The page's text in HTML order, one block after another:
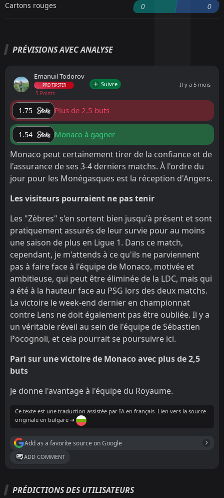
Cartons rouges 0 0
PRÉVISIONS AVEC ANALYSE
Emanuil Todorov
PRO TIPSTER
-5 Points
Suivre Il y a 5 mois
1.75 Plus de 2.5 buts
1.54 Monaco à gagner
Monaco peut certainement tirer de la confiance et de
l'assurance de ses 3-4 derniers matchs. À l'ordre du
jour pour les Monégasques est la réception d'Angers.
Les visiteurs pourraient ne pas tenir
Les "Zèbres" s'en sortent bien jusqu'à présent et sont
pratiquement assurés de leur survie pour au moins
une saison de plus en Ligue 1. Dans ce match,
cependant, je m'attends à ce qu'ils ne parviennent
pas à faire face à l'équipe de Monaco, motivée et
ambitieuse, qui peut être éliminée de la LDC, mais qui
a été à la hauteur face au PSG lors des deux matchs.
La victoire le week-end dernier en championnat
contre Lens ne doit également pas être oubliée. Il y a
un véritable réveil au sein de l'équipe de Sébastien
Pocognoli, et cela pourrait se poursuivre ici.
Pari sur une victoire de Monaco avec plus de 2,5
buts
Je donne l'avantage à l'équipe du Royaume.
Ce texte est une traduction assistée par IA en français. Lien vers la source
originale en bulgare ➔
Add as a favorite source on Google
ADD COMMENT
PRÉDICTIONS DES UTILISATEURS